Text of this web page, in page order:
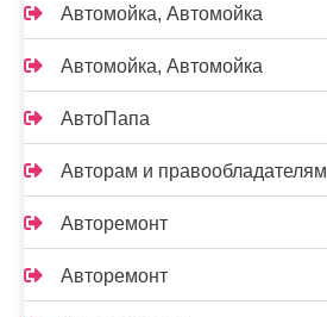
Автомойка, Автомойка
Автомойка, Автомойка
АвтоПапа
Авторам и правообладателям
Авторемонт
Авторемонт